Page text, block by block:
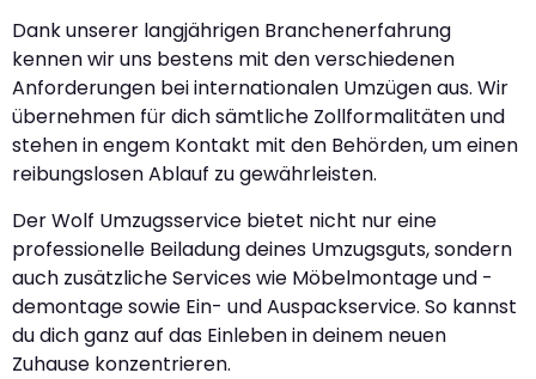
Dank unserer langjährigen Branchenerfahrung
kennen wir uns bestens mit den verschiedenen
Anforderungen bei internationalen Umzügen aus. Wir
übernehmen für dich sämtliche Zollformalitäten und
stehen in engem Kontakt mit den Behörden, um einen
reibungslosen Ablauf zu gewährleisten.
Der Wolf Umzugsservice bietet nicht nur eine
professionelle Beiladung deines Umzugsguts, sondern
auch zusätzliche Services wie Möbelmontage und -
demontage sowie Ein- und Auspackservice. So kannst
du dich ganz auf das Einleben in deinem neuen
Zuhause konzentrieren.